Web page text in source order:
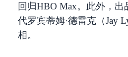
回归HBO Max。此外，
代罗宾蒂姆·德雷克（Jay
相。